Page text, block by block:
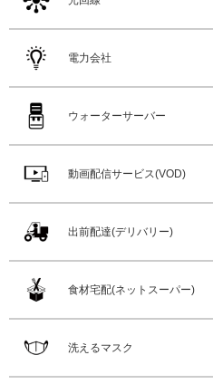
電力会社
ウォーターサーバー
動画配信サービス(VOD)
出前配達(デリバリー)
食材宅配(ネットスーパー)
洗えるマスク